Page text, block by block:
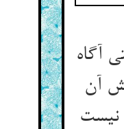
آگاه
آن
نیست